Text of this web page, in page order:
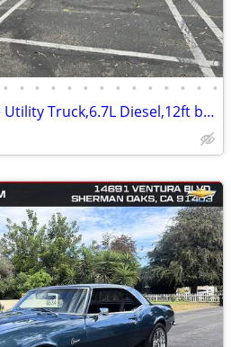
• • • • • • • • • • • • • •
2019 Ford F-550 Service Utility Truck,6.7L Diesel,12ft bed, heavy du